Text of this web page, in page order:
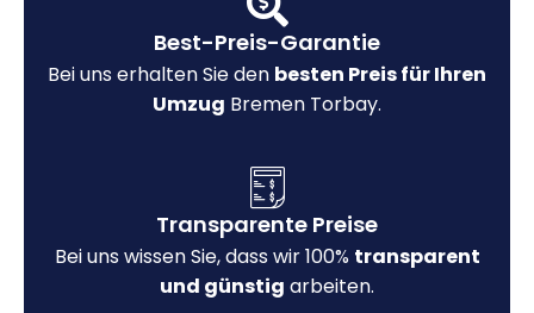
Best-Preis-Garantie
Bei uns erhalten Sie den besten Preis für Ihren
Umzug Bremen Torbay.
Transparente Preise
Bei uns wissen Sie, dass wir 100% transparent
und günstig arbeiten.